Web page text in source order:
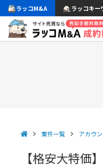
ラッコM&A ラッコキー
案件一覧 アカウ
【格安大特